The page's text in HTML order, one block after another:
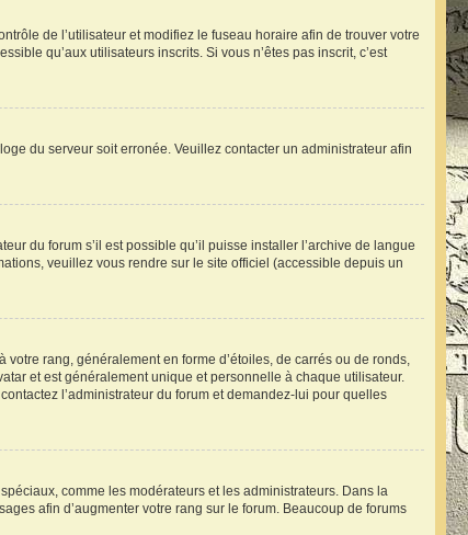
de l’utilisateur et modifiez le fuseau horaire afin de trouver votre
qu’aux utilisateurs inscrits. Si vous n’êtes pas inscrit, c’est
du serveur soit erronée. Veuillez contacter un administrateur afin
du forum s’il est possible qu’il puisse installer l’archive de langue
veuillez vous rendre sur le site officiel (accessible depuis un
votre rang, généralement en forme d’étoiles, de carrés ou de ronds,
et est généralement unique et personnelle à chaque utilisateur.
l’administrateur du forum et demandez-lui pour quelles
comme les modérateurs et les administrateurs. Dans la
afin d’augmenter votre rang sur le forum. Beaucoup de forums